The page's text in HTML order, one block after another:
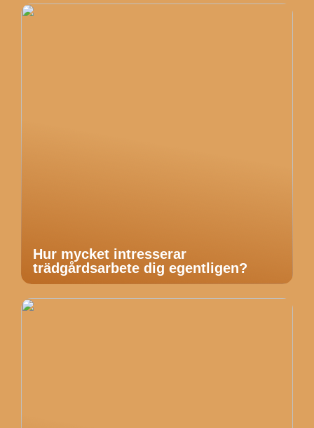
Hur mycket intresserar
trädgårdsarbete dig egentligen?